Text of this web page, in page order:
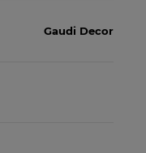
Gaudi Decor